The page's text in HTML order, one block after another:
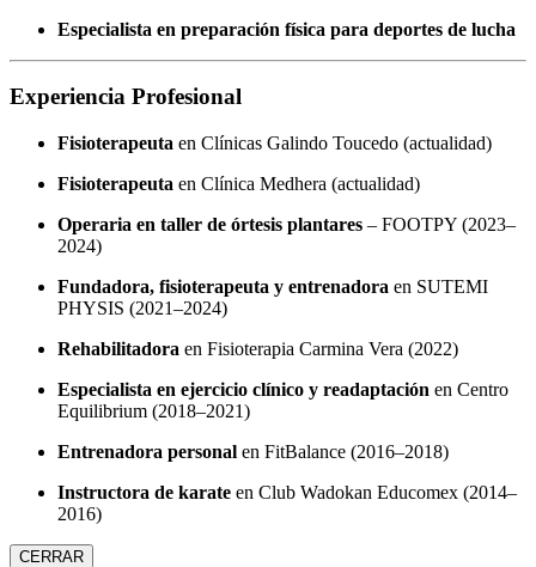
Especialista en preparación física para deportes de lucha
Experiencia Profesional
Fisioterapeuta en Clínicas Galindo Toucedo (actualidad)
Fisioterapeuta en Clínica Medhera (actualidad)
Operaria en taller de órtesis plantares – FOOTPY (2023–
2024)
Fundadora, fisioterapeuta y entrenadora en SUTEMI
PHYSIS (2021–2024)
Rehabilitadora en Fisioterapia Carmina Vera (2022)
Especialista en ejercicio clínico y readaptación en Centro
Equilibrium (2018–2021)
Entrenadora personal en FitBalance (2016–2018)
Instructora de karate en Club Wadokan Educomex (2014–
2016)
CERRAR